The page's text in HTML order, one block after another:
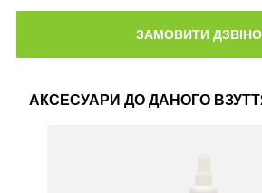
АКСЕСУАРИ ДО ДАНОГО